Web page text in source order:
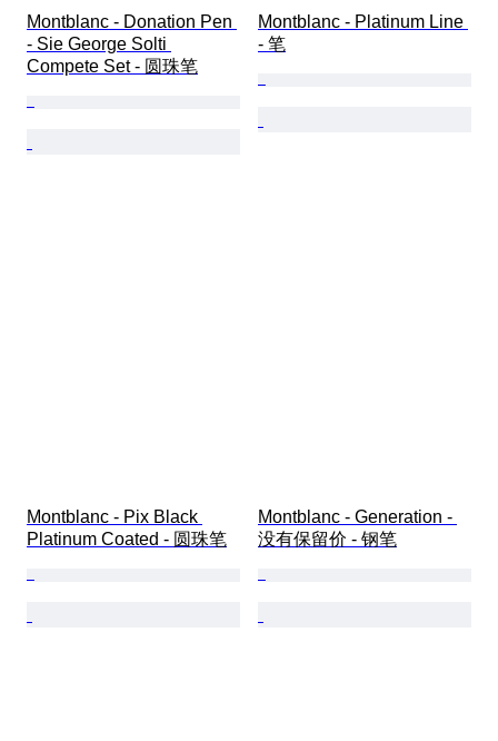
Montblanc - Donation Pen
- Sie George Solti
Compete Set - 圆珠笔
Montblanc - Platinum Line
- 笔
Montblanc - Pix Black
Platinum Coated - 圆珠笔
Montblanc - Generation -
没有保留价 - 钢笔